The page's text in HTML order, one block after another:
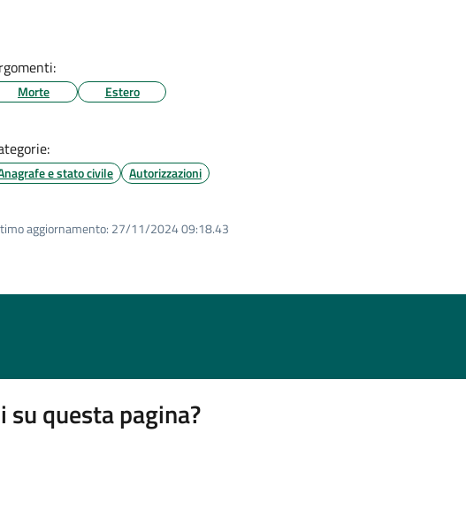
Morte Estero
e stato civile Autorizzazioni
aggiornamento: 27/11/2024 09:18.43
questa pagina?